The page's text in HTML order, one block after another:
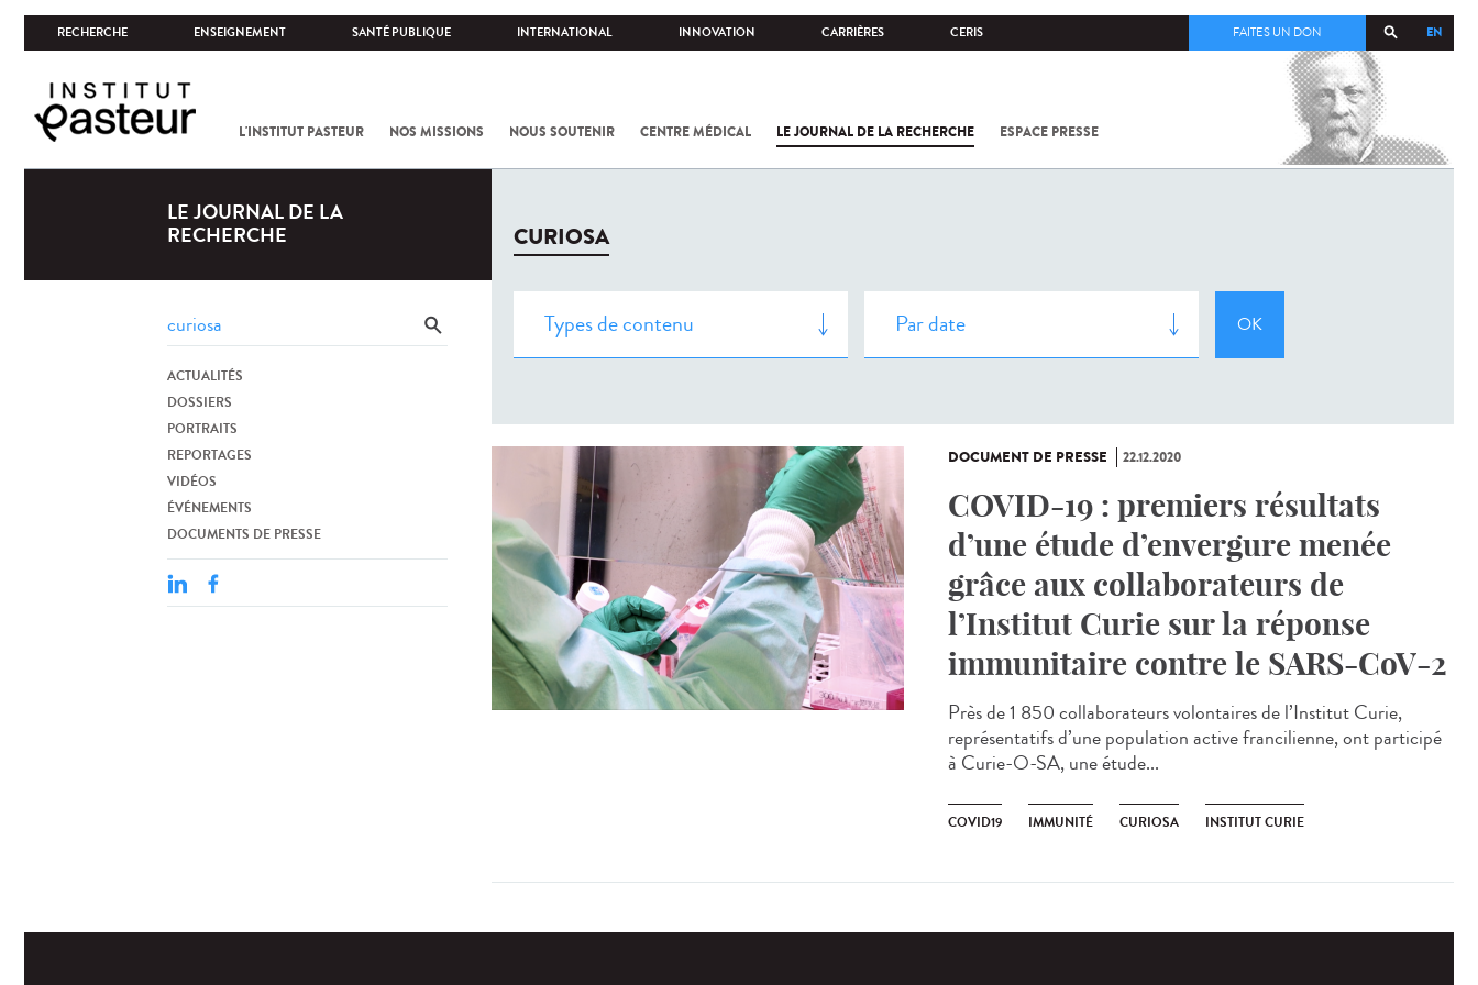
RECHERCHE ENSEIGNEMENT SANTÉ PUBLIQUE INTERNATIONAL INNOVATION CARRIÈRES CERIS EN
FAITES UN DON
L'INSTITUT PASTEUR NOS MISSIONS NOUS SOUTENIR CENTRE MÉDICAL LE JOURNAL DE LA RECHERCHE ESPACE PRESSE
COV-2 /
LE JOURNAL DE LA
RECHERCHE
ACTUALITÉS
DOSSIERS
PORTRAITS
REPORTAGES
VIDÉOS
ÉVÉNEMENTS
DOCUMENTS DE PRESSE
CURIOSA
DOCUMENT DE PRESSE 22.12.2020
COVID-19 : premiers résultats
d’une étude d’envergure menée
grâce aux collaborateurs de
l’Institut Curie sur la réponse
immunitaire contre le SARS-CoV-2
Près de 1 850 collaborateurs volontaires de l’Institut Curie,
représentatifs d’une population active francilienne, ont participé
à Curie-O-SA, une étude...
COVID19 IMMUNITÉ CURIOSA INSTITUT CURIE